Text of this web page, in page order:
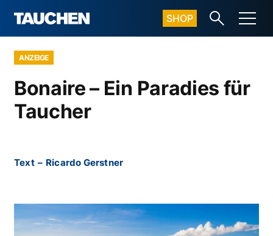
SHOP
ANZEIGE
Bonaire – Ein Paradies für
Taucher
Text – Ricardo Gerstner